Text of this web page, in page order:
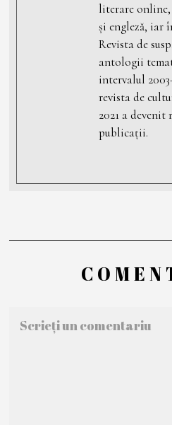
literare
și engleză, iar
Revista de
antologii
intervalul
revista de
2021 a devenit
publicații.